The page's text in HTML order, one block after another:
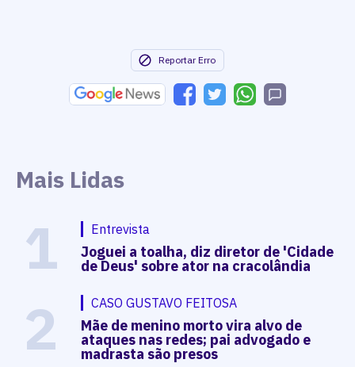
Reportar Erro
Mais Lidas
1 Entrevista
Joguei a toalha, diz diretor de 'Cidade
de Deus' sobre ator na cracolândia
2 CASO GUSTAVO FEITOSA
Mãe de menino morto vira alvo de
ataques nas redes; pai advogado e
madrasta são presos